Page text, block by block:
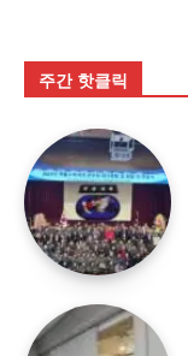
주간 핫클릭